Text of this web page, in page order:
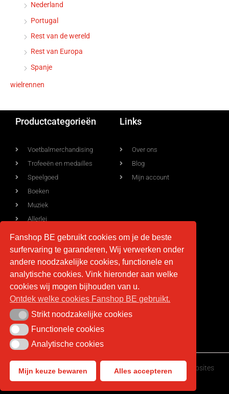
Nederland
Portugal
Rest van de wereld
Rest van Europa
Spanje
wielrennen
Productcategorieën
Voetbalmerchandising
Trofeeën en medailles
Speelgoed
Boeken
Muziek
Allerlei
Links
Over ons
Blog
Mijn account
Voorwaarden
Levering
Privacy
Retourneren
Algemene voorwaarden
Contact
info@fan-shop.be
BTW BE 0879.850.673
Fan-shop.be © Copyright 2026 | Gemaakt door HappyWebsites
Fanshop BE gebruikt cookies om je de beste
surfervaring te garanderen, Wij verwerken onder
andere noodzakelijke cookies, functionele en
analytische cookies. Vink hieronder aan welke
cookies wij mogen bijhouden van u.
Ontdek welke cookies Fanshop BE gebruikt.
Strikt noodzakelijke cookies
Strikt noodzakelijke cookies
Functionele cookies
Functionele cookies
Analytische cookies
Analytische cookies
Mijn keuze bewaren Alles accepteren